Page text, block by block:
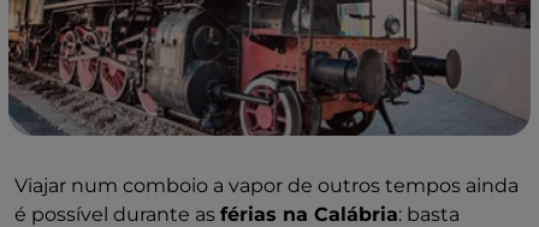
Viajar num comboio a vapor de outros tempos ainda
é possível durante as férias na Calábria: basta